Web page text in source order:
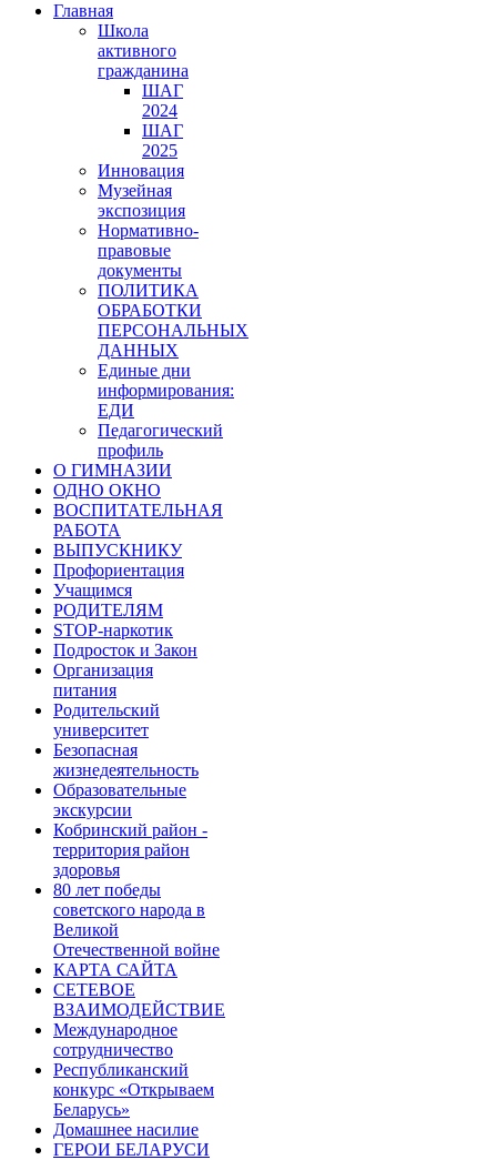
Главная
Школа
активного
гражданина
ШАГ
2024
ШАГ
2025
Инновация
Музейная
экспозиция
Нормативно-
правовые
документы
ПОЛИТИКА
ОБРАБОТКИ
ПЕРСОНАЛЬНЫХ
ДАННЫХ
Единые дни
информирования:
ЕДИ
Педагогический
профиль
О ГИМНАЗИИ
ОДНО ОКНО
ВОСПИТАТЕЛЬНАЯ
РАБОТА
ВЫПУСКНИКУ
Профориентация
Учащимся
РОДИТЕЛЯМ
STOP-наркотик
Подросток и Закон
Организация
питания
Родительский
университет
Безопасная
жизнедеятельность
Образовательные
экскурсии
Кобринский район -
территория район
здоровья
80 лет победы
советского народа в
Великой
Отечественной войне
КАРТА САЙТА
СЕТЕВОЕ
ВЗАИМОДЕЙСТВИЕ
Международное
сотрудничество
Республиканский
конкурс «Открываем
Беларусь»
Домашнее насилие
ГЕРОИ БЕЛАРУСИ